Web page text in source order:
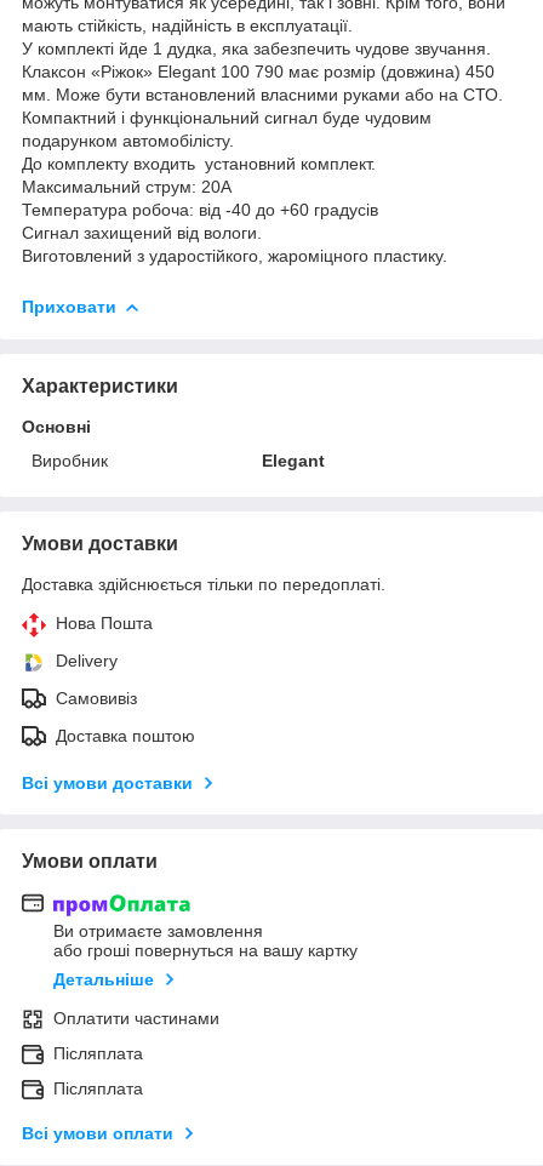
мають стійкість, надійність в експлуатації.
У комплекті йде 1 дудка, яка забезпечить чудове звучання.
Клаксон «Ріжок» Elegant 100 790 має розмір (довжина) 450
мм. Може бути встановлений власними руками або на СТО.
Компактний і функціональний сигнал буде чудовим
подарунком автомобілісту.
До комплекту входить установний комплект.
Максимальний струм: 20А
Температура робоча: від -40 до +60 градусів
Сигнал захищений від вологи.
Виготовлений з ударостійкого, жароміцного пластику.
Приховати
Характеристики
Основні
Виробник
Elegant
Умови доставки
Доставка здійснюється тільки по передоплаті.
Нова Пошта
Delivery
Самовивіз
Доставка поштою
Всі умови доставки
Умови оплати
Ви отримаєте замовлення
або гроші повернуться на вашу картку
Детальніше
Оплатити частинами
Післяплата
Післяплата
Всі умови оплати